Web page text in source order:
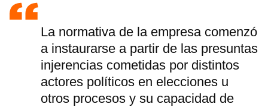
La normativa de la empresa comenzó
a instaurarse a partir de las presuntas
injerencias cometidas por distintos
actores políticos en elecciones u
otros procesos y su capacidad de